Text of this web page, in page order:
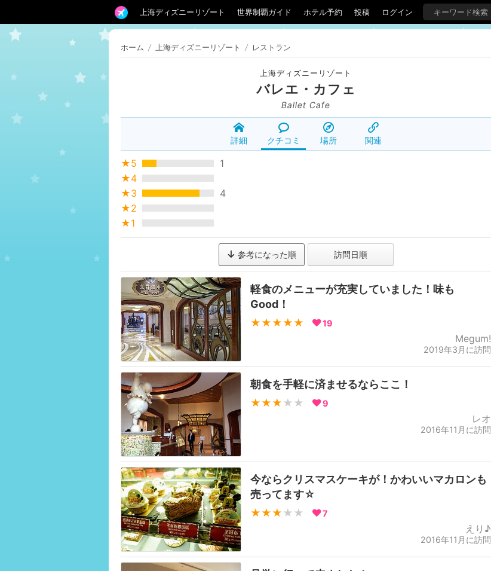
上海ディズニーリゾート 世界制覇ガイド ホテル予約 投稿 ログイン
ホーム / 上海ディズニーリゾート / レストラン
上海ディズニーリゾート
バレエ・カフェ
Ballet Cafe
詳細 クチコミ 場所 関連
★5
1
★4
★3
4
★2
★1
参考になった順 訪問日順
軽食のメニューが充実していました！味も
Good！
★★★★★ 19
Megum!
2019年3月に訪問
朝食を手軽に済ませるならここ！
★★★ ★★ 9
レオ
2016年11月に訪問
今ならクリスマスケーキが！かわいいマカロンも
売ってます☆
★★★ ★★ 7
えり♪
2016年11月に訪問